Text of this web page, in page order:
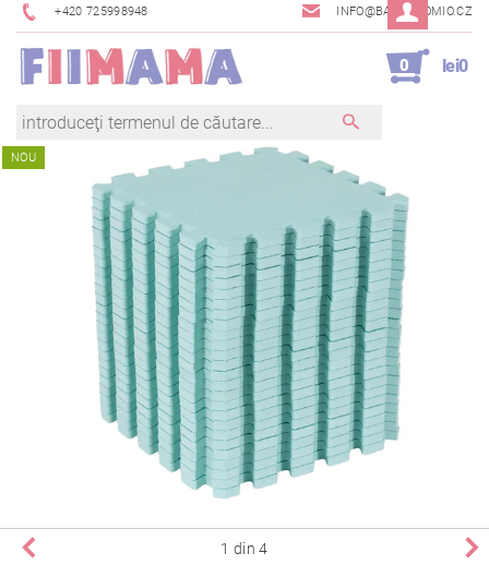
+420 725998948 INFO@BAMBINOMIO.CZ
0 lei0
NOU
1 din 4